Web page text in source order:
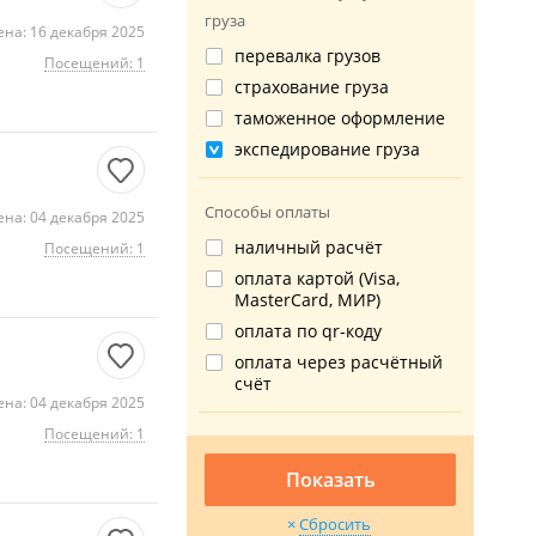
16 декабря 2025
Посещений: 1
04 декабря 2025
Посещений: 1
04 декабря 2025
Посещений: 1
груза
перевалка грузов
страхование груза
таможенное оформление
экспедирование груза
Способы оплаты
наличный расчёт
оплата картой (Visa,
MasterCard, МИР)
оплата по qr-коду
оплата через расчётный
счёт
Показать
Сбросить